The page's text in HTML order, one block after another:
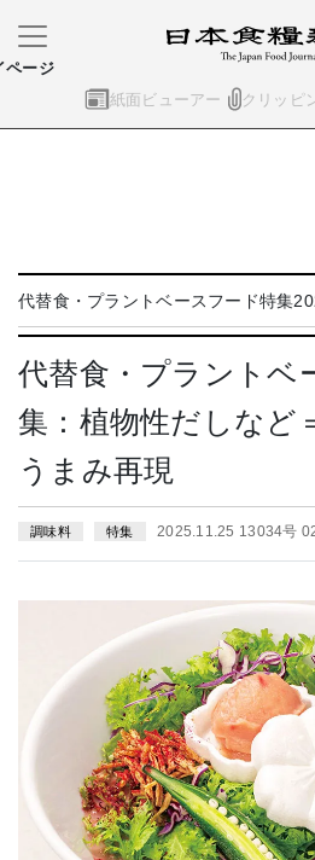
紙面ビューアー クリッピ
ページ
代替食・プラントベースフード特集
代替食・プラントベ
集：植物性だしなど
うまみ再現
調味料 特集 2025.11.25 13034号